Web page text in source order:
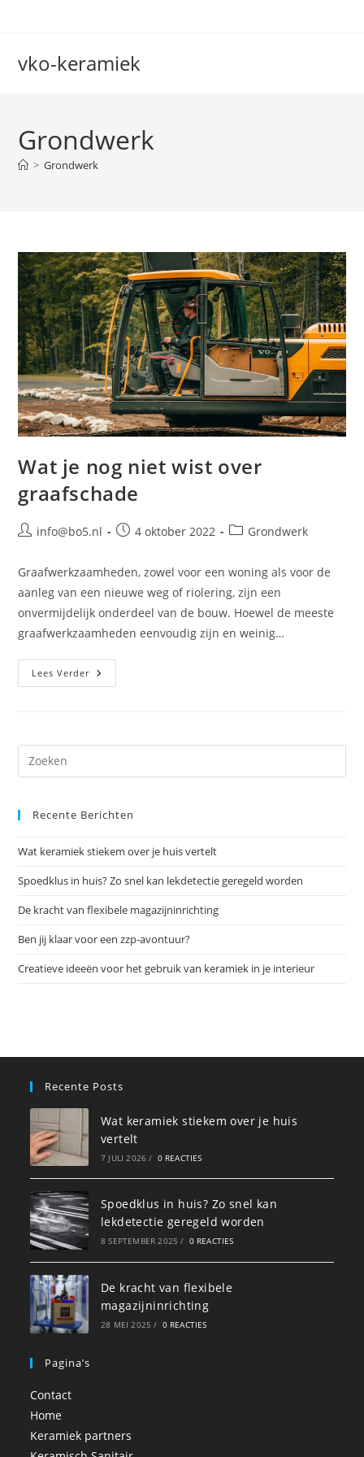
vko-keramiek
Grondwerk
> Grondwerk
Wat je nog niet wist over
graafschade
Berichtinfo@bo5.nl
Bericht
op:
4 oktober 2022 Berichtcategorie:
Grondwerk
‍Graafwerkzaamheden, zowel voor een woning als voor de
aanleg van een nieuwe weg of riolering, zijn een
onvermijdelijk onderdeel van de bouw. Hoewel de meeste
graafwerkzaamheden eenvoudig zijn en weinig…
Lees VerderWat
Je
op
Recente Berichten
Wat keramiek stiekem over je huis vertelt
Spoedklus in huis? Zo snel kan lekdetectie geregeld worden
De kracht van flexibele magazijninrichting
Ben jij klaar voor een zzp-avontuur?
Creatieve ideeën voor het gebruik van keramiek in je interieur
Recente Posts
Wat keramiek stiekem over je huis
vertelt
7 JULI 2026 / 0 REACTIES
Spoedklus in huis? Zo snel kan
lekdetectie geregeld worden
8 SEPTEMBER 2025 / 0 REACTIES
De kracht van flexibele
magazijninrichting
28 MEI 2025 / 0 REACTIES
Pagina’s
Contact
Home
Keramiek partners